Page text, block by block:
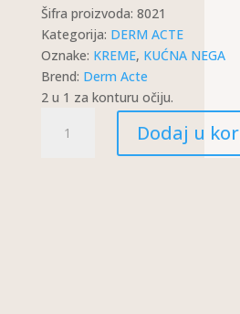
Šifra proizvoda: 8021
Kategorija: DERM ACTE
Oznake: KREME, KUĆNA NEGA
Brend: Derm Acte
2 u 1 za konturu očiju.
ULTIMATIVNA
KREMA
Dodaj u